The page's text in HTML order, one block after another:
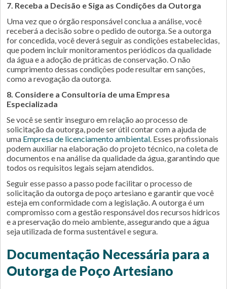
7. Receba a Decisão e Siga as Condições da Outorga
Uma vez que o órgão responsável conclua a análise, você
receberá a decisão sobre o pedido de outorga. Se a outorga
for concedida, você deverá seguir as condições estabelecidas,
que podem incluir monitoramentos periódicos da qualidade
da água e a adoção de práticas de conservação. O não
cumprimento dessas condições pode resultar em sanções,
como a revogação da outorga.
8. Considere a Consultoria de uma Empresa
Especializada
Se você se sentir inseguro em relação ao processo de
solicitação da outorga, pode ser útil contar com a ajuda de
uma Empresa de licenciamento ambiental. Esses profissionais
podem auxiliar na elaboração do projeto técnico, na coleta de
documentos e na análise da qualidade da água, garantindo que
todos os requisitos legais sejam atendidos.
Seguir esse passo a passo pode facilitar o processo de
solicitação da outorga de poço artesiano e garantir que você
esteja em conformidade com a legislação. A outorga é um
compromisso com a gestão responsável dos recursos hídricos
e a preservação do meio ambiente, assegurando que a água
seja utilizada de forma sustentável e segura.
Documentação Necessária para a
Outorga de Poço Artesiano